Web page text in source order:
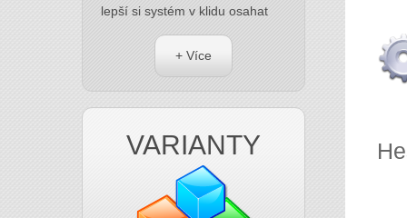
lepší si systém v klidu osahat
+ Více
VARIANTY